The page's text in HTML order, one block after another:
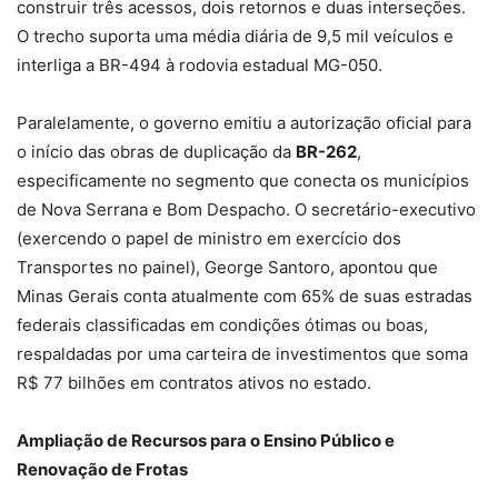
construir três acessos, dois retornos e duas interseções.
O trecho suporta uma média diária de 9,5 mil veículos e
interliga a BR-494 à rodovia estadual MG-050.
Paralelamente, o governo emitiu a autorização oficial para
o início das obras de duplicação da BR-262,
especificamente no segmento que conecta os municípios
de Nova Serrana e Bom Despacho. O secretário-executivo
(exercendo o papel de ministro em exercício dos
Transportes no painel), George Santoro, apontou que
Minas Gerais conta atualmente com 65% de suas estradas
federais classificadas em condições ótimas ou boas,
respaldadas por uma carteira de investimentos que soma
R$ 77 bilhões em contratos ativos no estado.
Ampliação de Recursos para o Ensino Público e
Renovação de Frotas